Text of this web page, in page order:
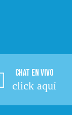
CHAT EN VIVO
click aquí